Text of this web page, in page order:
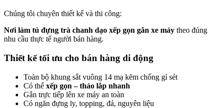
Chúng tôi chuyên thiết kế và thi công:
Nơi làm tủ đựng trà chanh dạo xếp gọn gắn xe máy theo đúng
nhu cầu thực tế người bán hàng.
Thiết kế tối ưu cho bán hàng di động
Toàn bộ khung sắt vuông 14 mạ kẽm chống gỉ sét
Có thể xếp gọn – tháo lắp nhanh
Gắn trực tiếp lên xe máy an toàn
Có ngăn đựng ly, topping, đá, nguyên liệu